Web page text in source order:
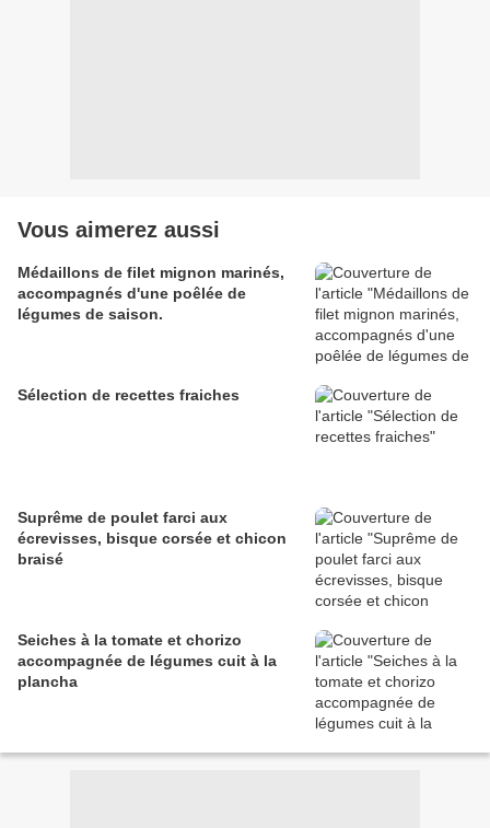
Vous aimerez aussi
Médaillons de filet mignon marinés,
accompagnés d'une poêlée de
légumes de saison.
Sélection de recettes fraiches
Suprême de poulet farci aux
écrevisses, bisque corsée et chicon
braisé
Seiches à la tomate et chorizo
accompagnée de légumes cuit à la
plancha